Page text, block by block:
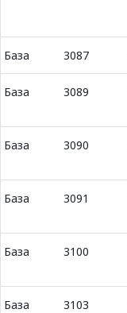
База 3087
База 3089
База 3090
База 3091
База 3100
База 3103